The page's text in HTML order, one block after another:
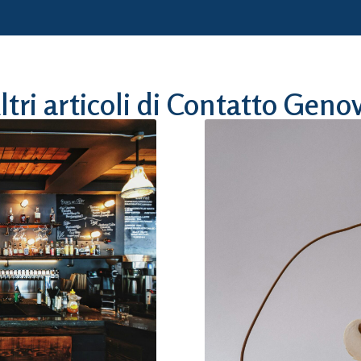
articoli di Contatto